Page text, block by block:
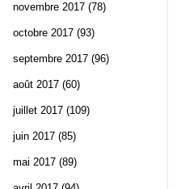
novembre 2017 (78)
octobre 2017 (93)
septembre 2017 (96)
août 2017 (60)
juillet 2017 (109)
juin 2017 (85)
mai 2017 (89)